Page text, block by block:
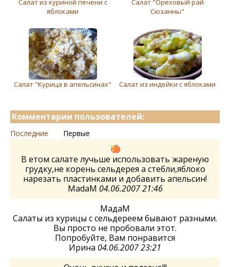
Салат из куриной печени с
яблоками
Салат "Ореховый рай
Сюзанны"
Салат "Курица в апельсинах" Салат из индейки с яблоками
Комментарии пользователей:
Последние Первые
В етом салате лучьше использовать жареную
грудку,не корень сельдерея а стебли,яблоко
нарезать пластинками и добавить апельсин!
MadaM 04.06.2007 21:46
МадаМ
Салаты из курицы с сельдереем бывают разными.
Вы просто не пробовали этот.
Попробуйте, Вам понравится
Ирина 04.06.2007 23:21